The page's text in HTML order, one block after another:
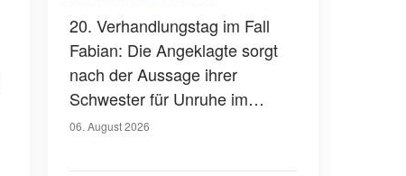
20. Verhandlungstag im Fall
Fabian: Die Angeklagte sorgt
nach der Aussage ihrer
Schwester für Unruhe im
Gerichtssaal – was ist
06. August 2026